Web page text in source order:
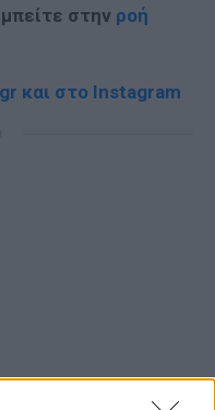
μπείτε στην ροή
και στο Instagram